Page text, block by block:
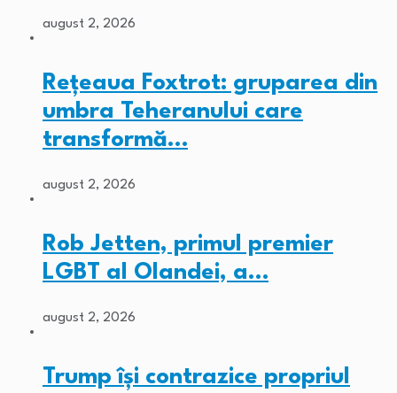
august 2, 2026
Rețeaua Foxtrot: gruparea din
umbra Teheranului care
transformă…
august 2, 2026
Rob Jetten, primul premier
LGBT al Olandei, a…
august 2, 2026
Trump își contrazice propriul